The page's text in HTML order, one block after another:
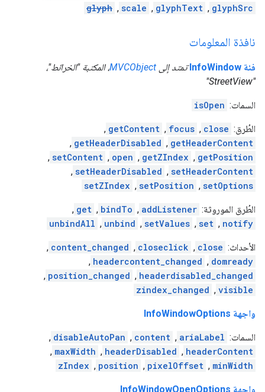
glyphSrc
,
glyphText
,
scale
,
glyph
نافذة المعلومات
فئة InfoWindow تمتد إلى MVCObject، المكتبة "الخرائط"،
"StreetView"
السمات: isOpen
الطُرق: close
,
focus
,
getContent
,
getHeaderContent
,
getHeaderDisabled
,
getPosition
,
getZIndex
,
open
,
setContent
,
setHeaderContent
,
setHeaderDisabled
,
setOptions
,
setPosition
,
setZIndex
الطُرق الموروثة: addListener
,
bindTo
,
get
,
notify
,
set
,
setValues
,
unbind
,
unbindAll
الأحداث: close
,
closeclick
,
content_changed
,
domready
,
headercontent_changed
,
headerdisabled_changed
,
position_changed
,
visible
,
zindex_changed
واجهة InfoWindowOptions
السمات: ariaLabel
,
content
,
disableAutoPan
,
headerContent
,
headerDisabled
,
maxWidth
,
minWidth
,
pixelOffset
,
position
,
zIndex
واجهة InfoWindowOpenOptions